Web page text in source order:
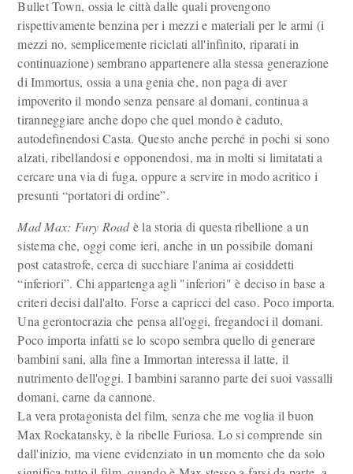
Bullet Town, ossia le città dalle quali provengono
rispettivamente benzina per i mezzi e materiali per le armi (i
mezzi no, semplicemente riciclati all'infinito, riparati in
continuazione) sembrano appartenere alla stessa generazione
di Immortus, ossia a una genia che, non paga di aver
impoverito il mondo senza pensare al domani, continua a
tiranneggiare anche dopo che quel mondo è caduto,
autodefinendosi Casta. Questo anche perché in pochi si sono
alzati, ribellandosi e opponendosi, ma in molti si limitatati a
cercare una via di fuga, oppure a servire in modo acritico i
presunti “portatori di ordine”.
Mad Max: Fury Roadè la storia di questa ribellione a un
sistema che, oggi come ieri, anche in un possibile domani
post catastrofe, cerca di succhiare l'anima ai cosiddetti
“inferiori”. Chi appartenga agli "inferiori" è deciso in base a
criteri decisi dall'alto. Forse a capricci del caso. Poco importa.
Una gerontocrazia che pensa all'oggi, fregandoci il domani.
Poco importa infatti se lo scopo sembra quello di generare
bambini sani, alla fine a Immortan interessa il latte, il
nutrimento dell'oggi. I bambini saranno parte dei suoi vassalli
domani, carne da cannone.
La vera protagonista del film, senza che me voglia il buon
Max Rockatansky, è la ribelle Furiosa. Lo si comprende sin
dall'inizio, ma viene evidenziato in un momento che da solo